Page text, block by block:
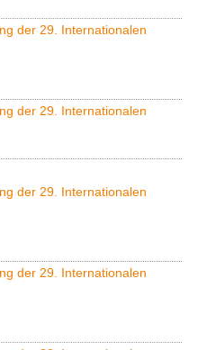
der 29. Internationalen
der 29. Internationalen
der 29. Internationalen
der 29. Internationalen